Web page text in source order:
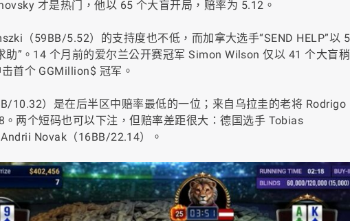
才是热门，他以 65 个大盲开局，赔率为 5.12。
（59BB/5.52）的支持度也不低，而加拿大选手“SEND HELP”以
”。14 个月前的爱尔兰公开赛冠军 Simon Wilson 仅以 41 个大盲
首个 GGMillion$ 冠军。
10.32）是在后半区中赔率最低的一位；来自乌拉圭的老将 Rodrigo
两个短码也可以下注，但赔率差距很大：德国选手 Tobias
Novak（16BB/22.14）。